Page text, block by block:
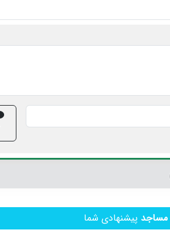
مساجد پیشنهادی شما